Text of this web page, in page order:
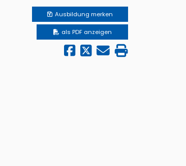
Ausbildung merken
als PDF anzeigen